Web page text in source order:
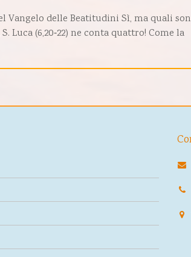
Vangelo delle Beatitudini Sì, ma quali
Luca (6,20‑22) ne conta quattro! Come la